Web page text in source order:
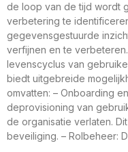
de loop van de tijd wordt
verbetering te
gegevensgestuurde
verfijnen en te
levenscyclus van
biedt uitgebreide
omvatten: – Onboarding
deprovisioning van
de organisatie verlaten.
beveiliging. – Rolbeheer: